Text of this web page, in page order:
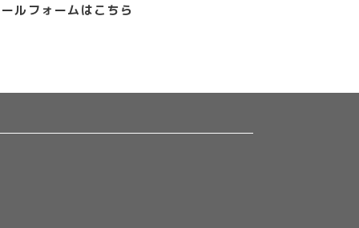
ルフォームはこちら